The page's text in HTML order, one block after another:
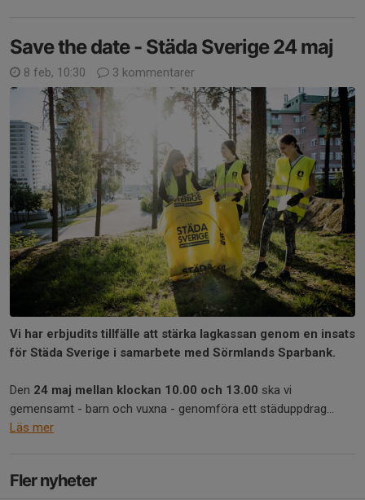
Save the date - Städa Sverige 24 maj
8 feb, 10:30 3 kommentarer
Vi har erbjudits tillfälle att stärka lagkassan genom en insats
för Städa Sverige i samarbete med Sörmlands Sparbank.
Den 24 maj mellan klockan 10.00 och 13.00 ska vi
gemensamt - barn och vuxna - genomföra ett städuppdrag...
Läs mer
Fler nyheter